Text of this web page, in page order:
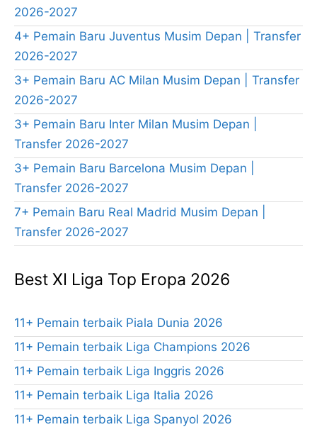
2026-2027
4+ Pemain Baru Juventus Musim Depan | Transfer
2026-2027
3+ Pemain Baru AC Milan Musim Depan | Transfer
2026-2027
3+ Pemain Baru Inter Milan Musim Depan |
Transfer 2026-2027
3+ Pemain Baru Barcelona Musim Depan |
Transfer 2026-2027
7+ Pemain Baru Real Madrid Musim Depan |
Transfer 2026-2027
Best XI Liga Top Eropa 2026
11+ Pemain terbaik Piala Dunia 2026
11+ Pemain terbaik Liga Champions 2026
11+ Pemain terbaik Liga Inggris 2026
11+ Pemain terbaik Liga Italia 2026
11+ Pemain terbaik Liga Spanyol 2026